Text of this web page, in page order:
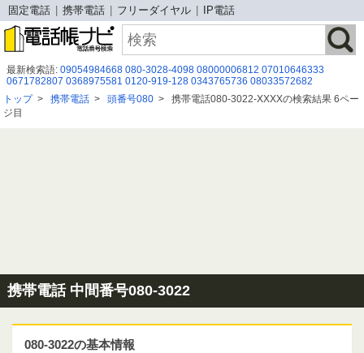
固定電話 携帯電話 フリーダイヤル IP電話
最新検索語: 09054984668 080-3028-4098 08000006812 07010646333
0671782807 0368975581 0120-919-128 0343765736 08033572682
05030917031 05017209559 05036117813 07087197068
05031118111
0366325146 0120537356 03-3604-2000 08073629320 08005007012
03 6362 0073
トップ> 携帯電話 > 頭番号080 > 携帯電話080-3022-XXXXの検索結果 6ペー
ジ目
携帯電話 中間番号080-3022
080-3022の基本情報